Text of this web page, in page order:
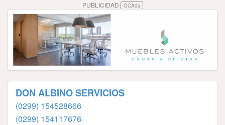
PUBLICIDAD GCAds
DON ALBINO SERVICIOS
(0299) 154528666
(0299) 154117676